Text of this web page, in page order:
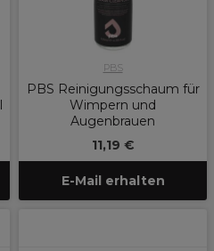
PBS
PBS Reinigungsschaum für
Wimpern und
Augenbrauen
11,19 €
E-Mail erhalten